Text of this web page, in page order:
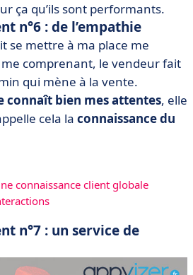
ça qu’ils sont performants.
n°6 : de l’empathie
se mettre à ma place me
comprenant, le vendeur fait
qui mène à la vente.
connaît bien mes attentes, elle
cela la connaissance du
connaissance client globale
n°7 : un service de